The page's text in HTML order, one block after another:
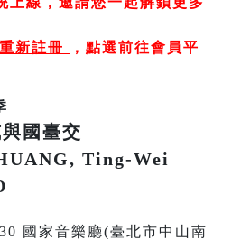
重新註冊 ， 點選前往會員平
國臺交
Ting-Wei
國家音樂廳(臺北市中山南